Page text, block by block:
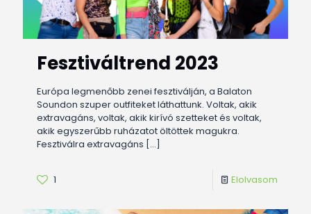
Fesztiváltrend 2023
Európa legmenőbb zenei fesztiválján, a Balaton
Soundon szuper outfiteket láthattunk. Voltak, akik
extravagáns, voltak, akik kirívó szetteket és voltak,
akik egyszerűbb ruházatot öltöttek magukra.
Fesztiválra extravagáns […]
1 Elolvasom